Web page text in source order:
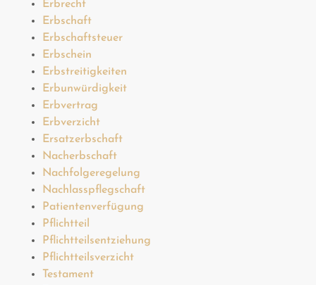
Erbrecht
Erbschaft
Erbschaftsteuer
Erbschein
Erbstreitigkeiten
Erbunwürdigkeit
Erbvertrag
Erbverzicht
Ersatzerbschaft
Nacherbschaft
Nachfolgeregelung
Nachlasspflegschaft
Patientenverfügung
Pflichtteil
Pflichtteilsentziehung
Pflichtteilsverzicht
Testament